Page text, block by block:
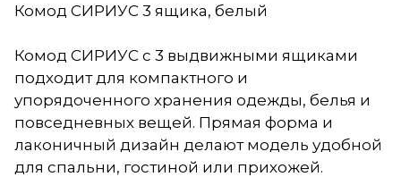
Комод СИРИУС 3 ящика, белый
Комод СИРИУС с 3 выдвижными ящиками
подходит для компактного и
упорядоченного хранения одежды, белья и
повседневных вещей. Прямая форма и
лаконичный дизайн делают модель удобной
для спальни, гостиной или прихожей.